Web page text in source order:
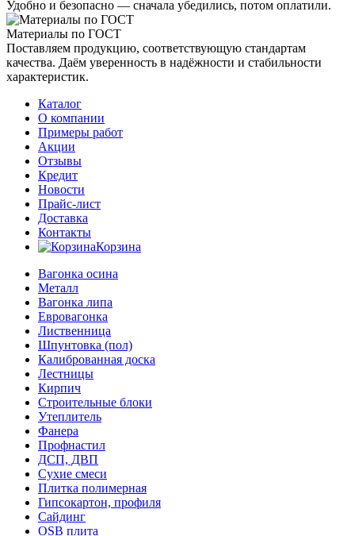
Удобно и безопасно — сначала убедились, потом оплатили.
Материалы по ГОСТ
Поставляем продукцию, соответствующую стандартам
качества. Даём уверенность в надёжности и стабильности
характеристик.
Каталог
О компании
Примеры работ
Акции
Отзывы
Кредит
Новости
Прайс-лист
Доставка
Контакты
Корзина
Вагонка осина
Металл
Вагонка липа
Евровагонка
Лиственница
Шпунтовка (пол)
Калиброванная доска
Лестницы
Кирпич
Строительные блоки
Утеплитель
Фанера
Профнастил
ДСП, ДВП
Сухие смеси
Плитка полимерная
Гипсокартон, профиля
Сайдинг
OSB плита